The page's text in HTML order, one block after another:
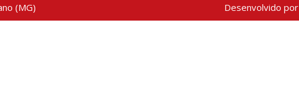
(MG) Desenvolvido por